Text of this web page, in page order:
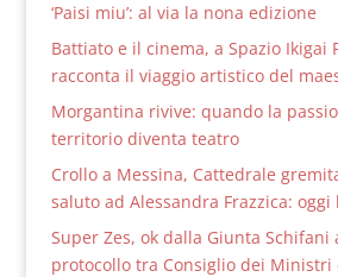
‘Paisi miu’: al via la nona edizione
Battiato e il cinema, a Spazio Ikigai
racconta il viaggio artistico del
Morgantina rivive: quando la
territorio diventa teatro
Crollo a Messina, Cattedrale
saluto ad Alessandra Frazzica:
Super Zes, ok dalla Giunta Schifani
protocollo tra Consiglio dei Ministri